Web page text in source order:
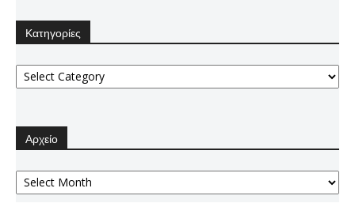
Κατηγορίες
Κατηγορίες
Αρχείο
Αρχείο